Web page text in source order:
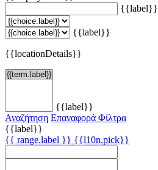
{{label}}
{{label}}
{{locationDetails}}
{{label}}
Αναζήτηση Επαναφορά Φίλτρα
{{label}}
{{ range.label }} {{l10n.pick}}